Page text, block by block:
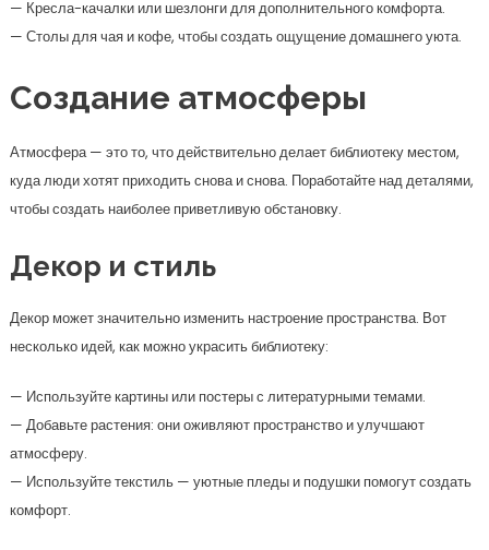
— Кресла-качалки или шезлонги для дополнительного комфорта.
— Столы для чая и кофе, чтобы создать ощущение домашнего уюта.
Создание атмосферы
Атмосфера — это то, что действительно делает библиотеку местом,
куда люди хотят приходить снова и снова. Поработайте над деталями,
чтобы создать наиболее приветливую обстановку.
Декор и стиль
Декор может значительно изменить настроение пространства. Вот
несколько идей, как можно украсить библиотеку:
— Используйте картины или постеры с литературными темами.
— Добавьте растения: они оживляют пространство и улучшают
атмосферу.
— Используйте текстиль — уютные пледы и подушки помогут создать
комфорт.